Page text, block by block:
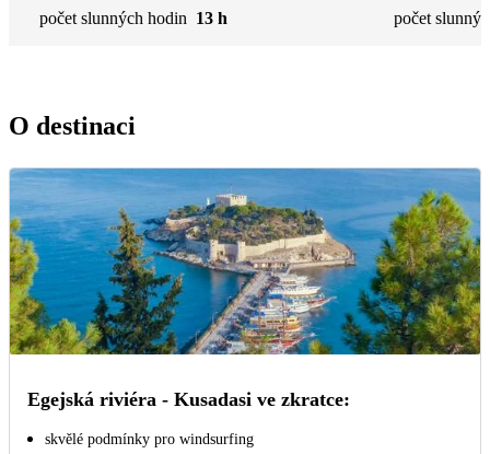
počet slunných hodin 13 h
počet
O destinaci
Egejská riviéra - Kusadasi ve zkratce:
skvělé podmínky pro windsurfing